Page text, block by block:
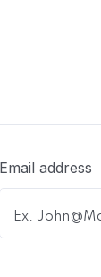
Email address